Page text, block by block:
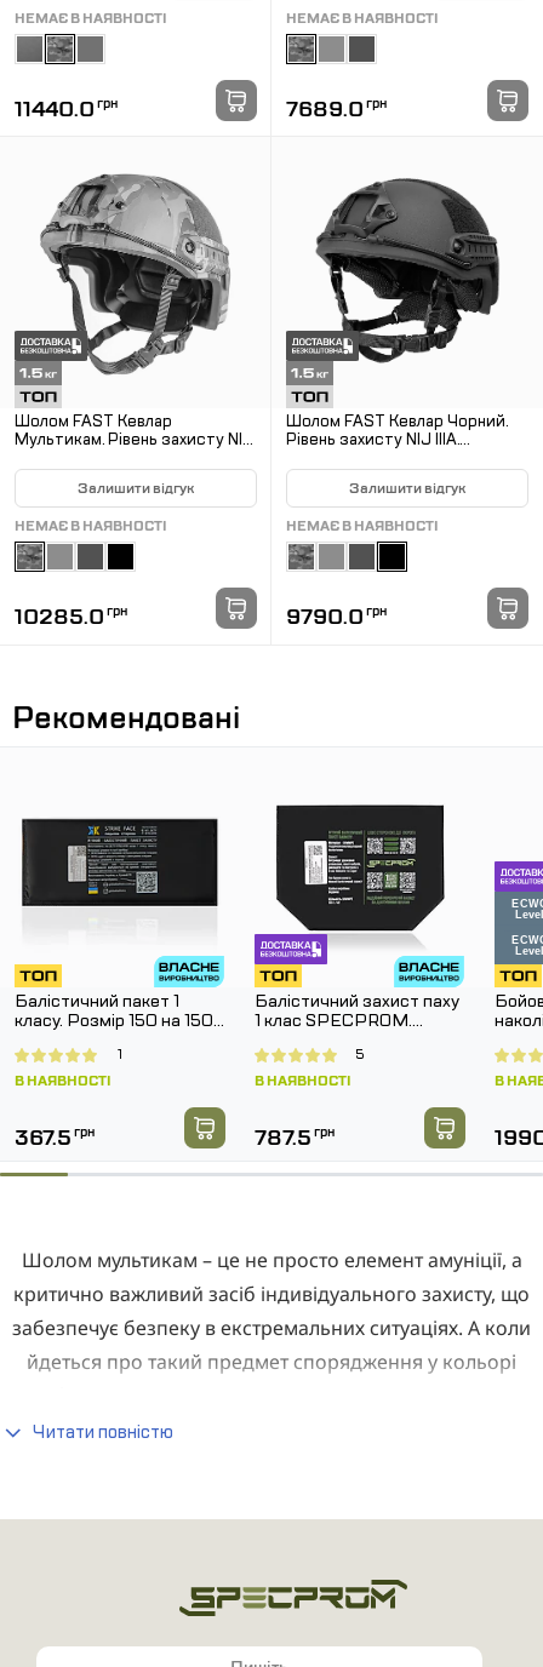
НЕМАЄ В НАЯВНОСТІ
11440.0 грн
НЕМАЄ В НАЯВНОСТІ
7689.0 грн
Шолом FAST Кевлар
Мультикам. Рівень захисту NIJ
рикошетів та пістолетних куль
Залишити відгук
НЕМАЄ В НАЯВНОСТІ
10285.0 грн
Шолом FAST Кевлар Чорний.
Рівень захисту NIJ IIIA.
рикошетів та пістолетних куль
Залишити відгук
НЕМАЄ В НАЯВНОСТІ
9790.0 грн
Рекомендовані
Балістичний пакет 1
класу. Розмір 150 на 150
В НАЯВНОСТІ
1
367.5 грн
Балістичний захист паху
1 клас SPECPROM.
В НАЯВНОСТІ
5
787.5 грн
В
Шолом мультикам – це не просто елемент амуніції, а
критично важливий засіб індивідуального захисту, що
забезпечує безпеку в екстремальних ситуаціях. А коли
йдеться про такий предмет спорядження у кольорі
надійного захисту та високої функціональності. Дане
ефективно маскуватися у різних типах місцевості.
За що цінують та чому хочуть купити військову каску
Читати повністю